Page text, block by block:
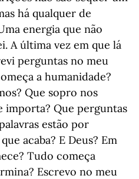
há qualquer de
energia que não
A última vez em que lá
perguntas no meu
a humanidade?
Que sopro nos
importa? Que perguntas
estão por
acaba? E Deus? Em
Tudo começa
Escrevo no meu